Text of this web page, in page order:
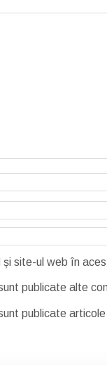
și site-ul web în
publicate alte
publicate articole